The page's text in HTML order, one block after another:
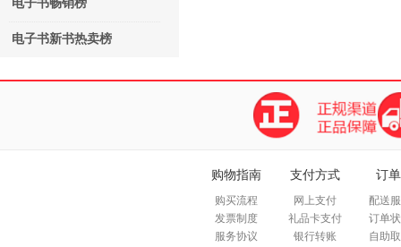
电子书畅销榜
电子书新书热卖榜
购物指南
购买流程
发票制度
服务协议
支付方式
网上支付
礼品卡支付
银行转账
订
配送
订单
自助